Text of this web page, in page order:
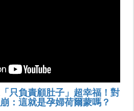
只負責顧肚子」超幸福！對
：這就是孕婦荷爾蒙嗎？